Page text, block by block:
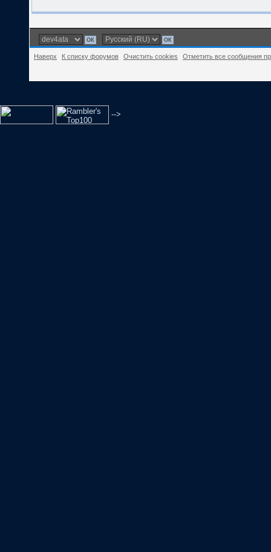
Наверх К списку форумов Очистить cookies Отметить все сообщения
-->